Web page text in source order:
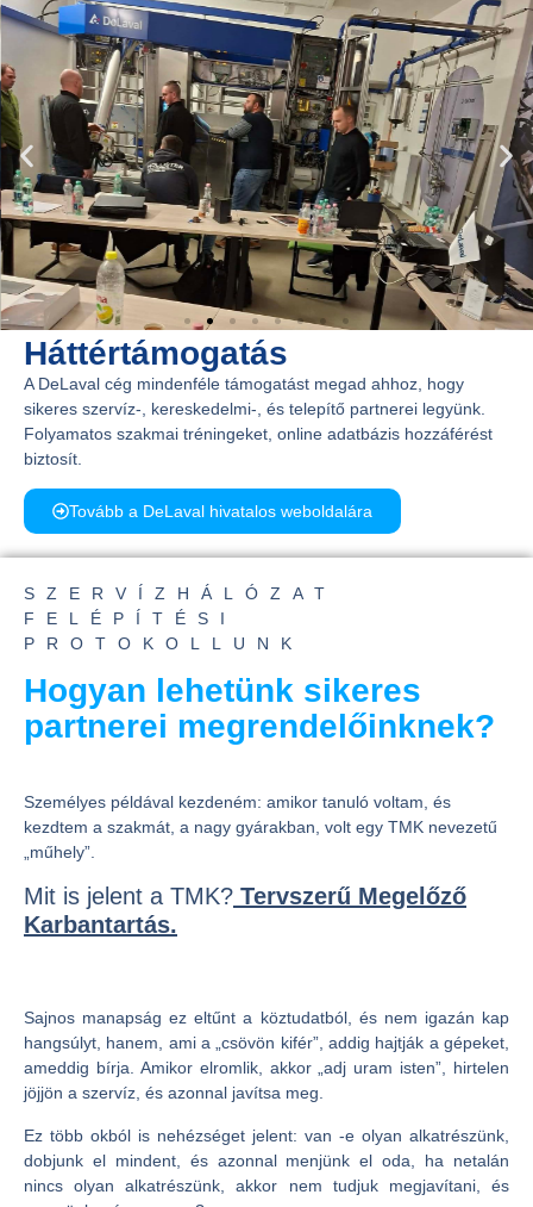
Háttértámogatás
A DeLaval cég mindenféle támogatást megad ahhoz, hogy
sikeres szervíz-, kereskedelmi-, és telepítő partnerei legyünk.
Folyamatos szakmai tréningeket, online adatbázis hozzáférést
biztosít.
Tovább a DeLaval hivatalos weboldalára
SZERVÍZHÁLÓZAT
FELÉPÍTÉSI
PROTOKOLLUNK
Hogyan lehetünk sikeres
partnerei megrendelőinknek?
Személyes példával kezdeném: amikor tanuló voltam, és
kezdtem a szakmát, a nagy gyárakban, volt egy TMK nevezetű
„műhely”.
Mit is jelent a TMK? Tervszerű Megelőző
Karbantartás.
Sajnos manapság ez eltűnt a köztudatból, és nem igazán kap
hangsúlyt, hanem, ami a „csövön kifér”, addig hajtják a gépeket,
ameddig bírja. Amikor elromlik, akkor „adj uram isten”, hirtelen
jöjjön a szervíz, és azonnal javítsa meg.
Ez több okból is nehézséget jelent: van -e olyan alkatrészünk,
dobjunk el mindent, és azonnal menjünk el oda, ha netalán
nincs olyan alkatrészünk, akkor nem tudjuk megjavítani, és